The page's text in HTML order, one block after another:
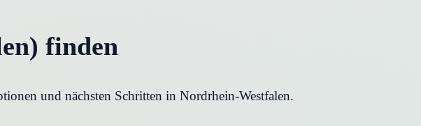
finden
und nächsten Schritten in Nordrhein-Westfalen.